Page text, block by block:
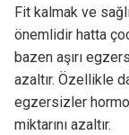
Fit kalmak ve
önemlidir hatta
bazen aşırı
azaltır. Özellikle
egzersizler
miktarını azaltır.